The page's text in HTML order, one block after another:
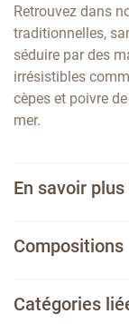
Retrouvez dans
traditionnelles,
séduire par des
irrésistibles
cèpes et poivre
mer.
En savoir
Compositions
Catégories